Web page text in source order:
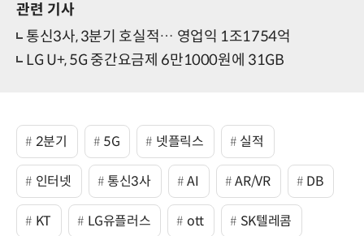
관련 기사
통신3사, 3분기 호실적… 영업익 1조1754억
LG U+, 5G 중간요금제 6만1000원에 31GB
2분기 5G 넷플릭스 실적
인터넷 통신3사 AI AR/VR DB
KT LG유플러스 ott SK텔레콤